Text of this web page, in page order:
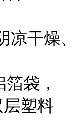
凉干燥、
箔袋，
层塑料